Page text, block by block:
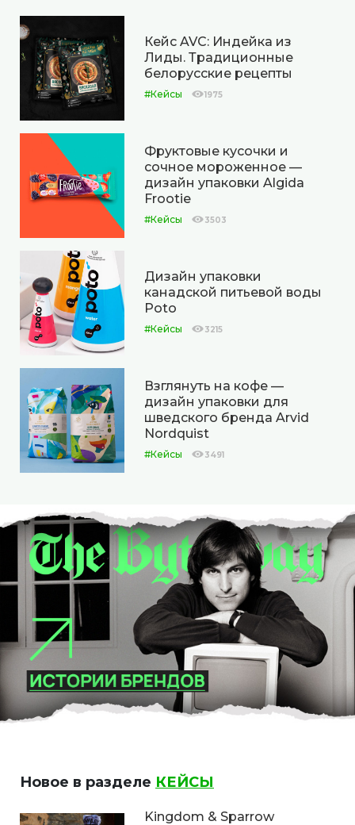
Кейс AVC: Индейка из
Лиды. Традиционные
белорусские рецепты
#Кейсы 1975
Фруктовые кусочки и
сочное мороженное —
дизайн упаковки Algida
Frootie
#Кейсы 3503
Дизайн упаковки
канадской питьевой воды
Poto
#Кейсы 3215
Взглянуть на кофе —
дизайн упаковки для
шведского бренда Arvid
Nordquist
#Кейсы 3491
Новое в разделе КЕЙСЫ
Kingdom & Sparrow